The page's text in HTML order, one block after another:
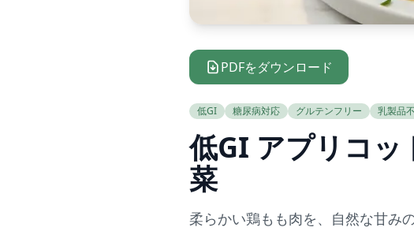
PDFをダウンロード
低GI 糖尿病対応 グルテンフリー 乳製品
低GI アプリコ
菜
柔らかい鶏もも肉を、自然な甘み